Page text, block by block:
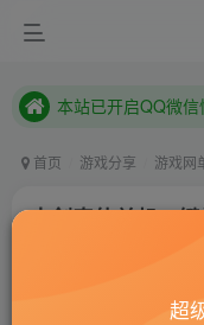
首页 游戏分享 游戏网
古剑奇侠单机一
超